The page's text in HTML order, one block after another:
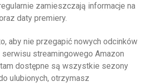
zamieszczają informacje na
daty premiery.
aby nie przegapić nowych odcinków
serwisu streamingowego Amazon
tam dostępne są wszystkie sezony
ulubionych, otrzymasz